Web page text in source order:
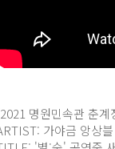
명원민속관 춘계
가야금 앙상